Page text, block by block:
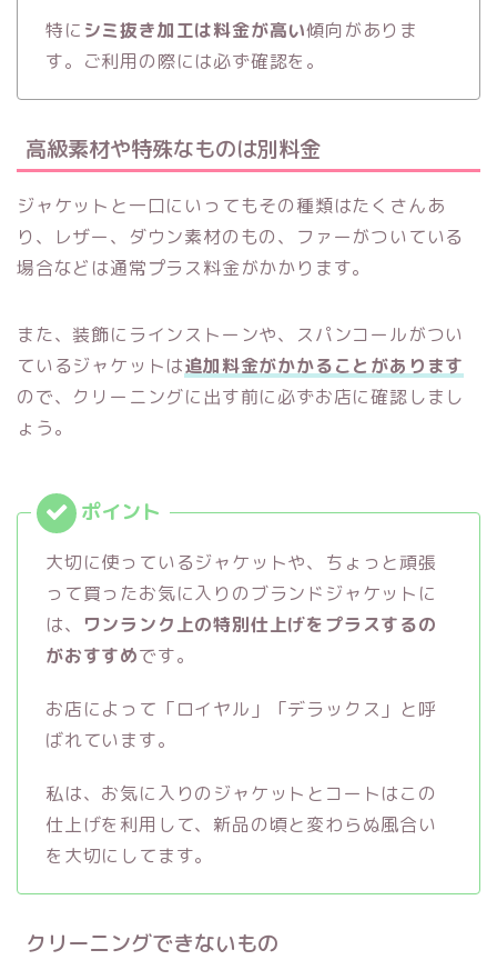
特に シミ抜き加工は料金が高い傾向がありま
す。ご利用の際には必ず確認を。
高級素材や特殊なものは別料金
ジャケットと一口にいってもその種類はたくさんあ
り、レザー、ダウン素材のもの、ファーがついている
場合などは通常プラス料金がかかります。
また、装飾にラインストーンや、スパンコールがつい
ているジャケットは追加料金がかかることがあります
ので、クリーニングに出す前に必ずお店に確認しまし
ょう。
大切に使っているジャケットや、ちょっと頑張
って買ったお気に入りのブランドジャケットに
は、
ワンランク上の特別仕上げをプラスするの
がおすすめです。
お店によって「ロイヤル」「デラックス」と呼
ばれています。
私は、お気に入りのジャケットとコートはこの
仕上げを利用して、新品の頃と変わらぬ風合い
を大切にしてます。
クリーニングできないもの